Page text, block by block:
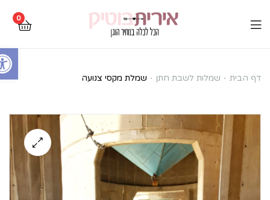
Open toolbar
0
שמלת
צנועה
דף הבית שמלות לשבת חתן שמלת מקסי צנועה